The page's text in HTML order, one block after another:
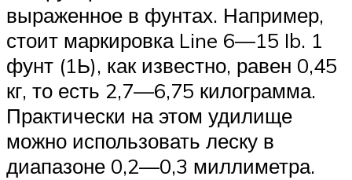
выраженное в фунтах. Например,
стоит маркировка Line 6—15 Ib. 1
фунт (1Ь), как известно, равен 0,45
кг, то есть 2,7—6,75 килограмма.
Практически на этом удилище
можно использовать леску в
диапазоне 0,2—0,3 миллиметра.